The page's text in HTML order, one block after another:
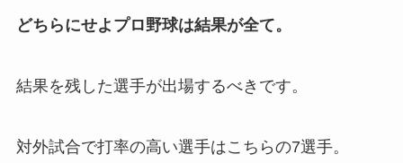
どちらにせよプロ野球は結果が全て。
結果を残した選手が出場するべきです。
対外試合で打率の高い選手はこちらの7選手。